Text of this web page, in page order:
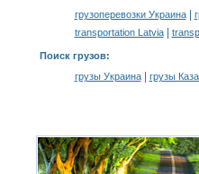
грузоперевозки Украина|
transportation Latvia|
Поиск грузов:
грузы Украина| грузы